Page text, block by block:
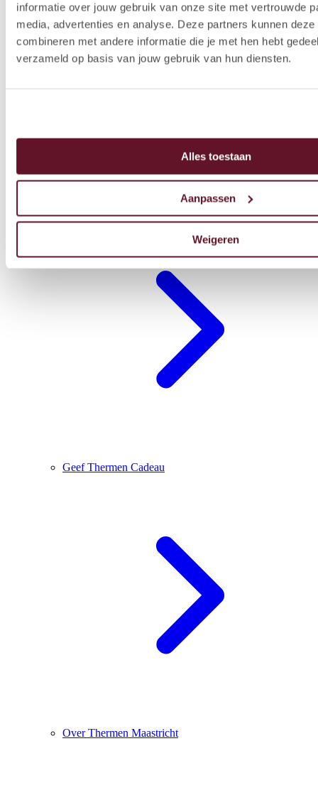
informatie over jouw gebruik van onze site met vertrouwde
media, advertenties en analyse. Deze partners kunnen deze
combineren met andere informatie die je met hen hebt
verzameld op basis van jouw gebruik van hun diensten.
Alles toestaan
Aanpassen
Weigeren
Geef Thermen Cadeau
Over Thermen Maastricht